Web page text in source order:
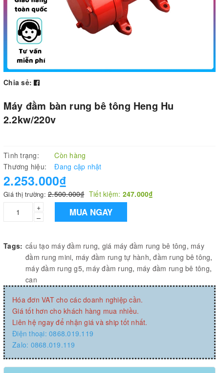
Chia sẻ:
Máy đầm bàn rung bê tông Heng Hu
2.2kw/220v
Tình trạng:
Còn hàng
Thương hiệu:
Đang cập nhật
2.253.000₫
Giá thị trường: 2.500.000₫ Tiết kiệm: 247.000₫
+
–
MUA NGAY
Tags: cấu tạo máy đầm rung, giá máy đầm rung bê tông, máy
đầm rung mini, máy đầm rung tự hành,đầm rung bê tông,
máy đầm rung g5, máy đầm rung, máy đầm rung bê tông,
can
Hóa đơn VAT cho các doanh nghiệp cần.
Giá tốt hơn cho khách hàng mua nhiều.
Liên hệ ngay để nhận giá và ship tốt nhất.
Điện thoại: 0868.019.119
Zalo: 0868.019.119